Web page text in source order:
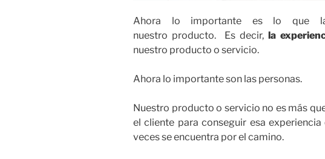
Ahora lo importante es lo que
nuestro producto. Es decir, la
nuestro producto o servicio.
Ahora lo importante son las personas.
Nuestro producto o servicio no es más
el cliente para conseguir esa
veces se encuentra por el camino.